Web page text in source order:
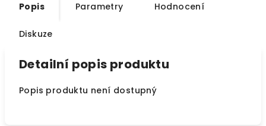
Popis Parametry Hodnocení
Diskuze
Detailní popis produktu
Popis produktu není dostupný